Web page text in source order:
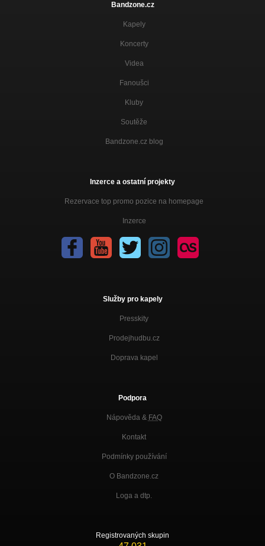
Bandzone.cz
Kapely
Koncerty
Videa
Fanoušci
Kluby
Soutěže
Bandzone.cz blog
Inzerce a ostatní projekty
Rezervace top promo pozice na homepage
Inzerce
Služby pro kapely
Presskity
Prodejhudbu.cz
Doprava kapel
Podpora
Nápověda & FAQ
Kontakt
Podmínky používání
O Bandzone.cz
Loga a dtp.
Registrovaných skupin